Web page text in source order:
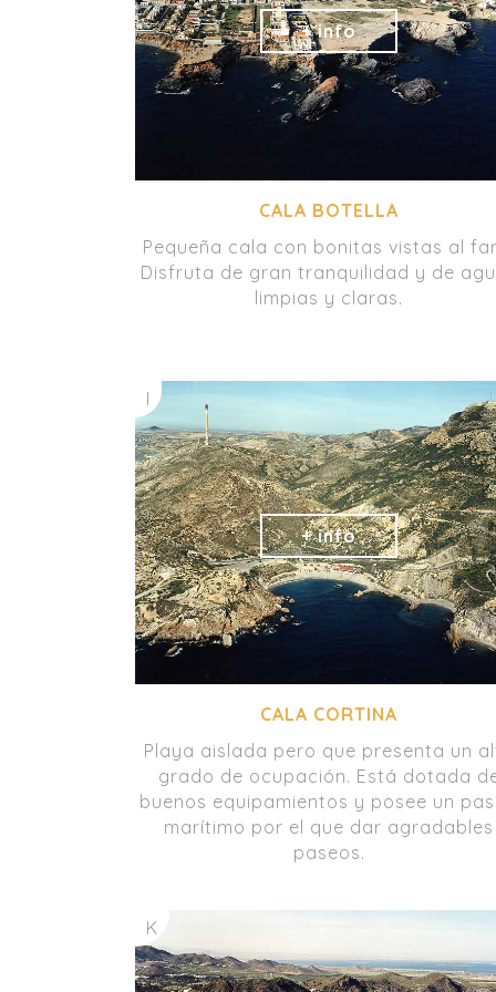
CALA BOTELLA
Pequeña cala con bonitas vistas al
Disfruta de gran tranquilidad y de
limpias y claras.
CALA CORTINA
Playa aislada pero que presenta un
grado de ocupación. Está dotada
buenos equipamientos y posee un
marítimo por el que dar agradables
paseos.
I
K